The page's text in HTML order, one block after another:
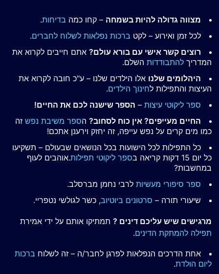
מצווה גדולה להיות בשמחה – קחו כמה בדיחות.
לכל זמן ואירוע – לקט ברכות נפלאות לשלוח לחברים.
רוצים קשר אישי עם בורא עולם? אתם חייבים לקרוא את
המדריך להתבודדות השלם.
היהלומים שלנו אלו הילדים שלנו – ע"כ חובה לקרוא את
העיצות והתפילות לחינוך הילדים.
ספר ליקוטי עיצות – הספר שישנה לכם את החיים!
החיים מעייפים? אין כוח לסחוב? הספר משיבת נפש זה
כמו מים קרים על נפש עייפה, זה יחזק וירענן אתכם!
כל התפילות לכל הישועות בכל הנושאים שבעולם – תשקיעו
כל יום 15 דקות קריאה ב
ספר ליקוטי תפילות.אוהבים לעוף
במחשבות?
ספר סיפורי מעשיות לרבי נחמן מברסלב.
שיעורי תורה – סרטונים ביוטיוב, כשר לגולשי נטפריי.
מרגישים שיש עליכם דינים ? תמתיקו אותם על ידי אמירת
תפילה להמתקת הדינים.
אחת הדרכים הנפלאות לפרגן לחבר/ה – זה לשלוח ברכות
ליום הולדת.